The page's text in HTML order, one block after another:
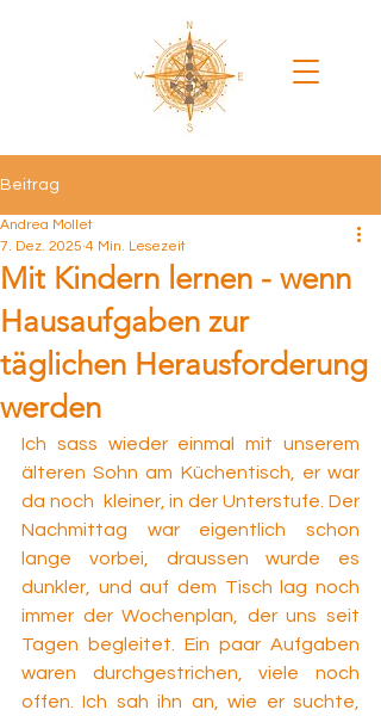
Beitrag
Mit Kindern lernen - wenn
Hausaufgaben zur
täglichen Herausforderung
werden
Andrea Mollet
7. Dez. 2025 4 Min. Lesezeit
Ich sass wieder einmal mit unserem
älteren Sohn am Küchentisch, er war
da noch  kleiner, in der Unterstufe. Der
Nachmittag war eigentlich schon
lange vorbei, draussen wurde es
dunkler, und auf dem Tisch lag noch
immer der Wochenplan, der uns seit
Tagen begleitet. Ein paar Aufgaben
waren durchgestrichen, viele noch
offen. Ich sah ihn an, wie er suchte,